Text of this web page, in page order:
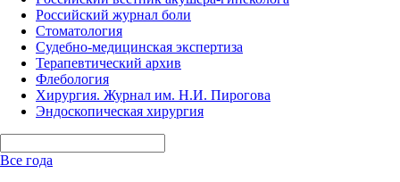
Российский журнал боли
Стоматология
Судебно-медицинская экспертиза
Терапевтический архив
Флебология
Хирургия. Журнал им. Н.И. Пирогова
Эндоскопическая хирургия
Все года